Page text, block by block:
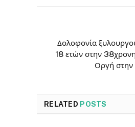
Δολοφονία
18 ετών στην
Οργή στην
RELATED POSTS